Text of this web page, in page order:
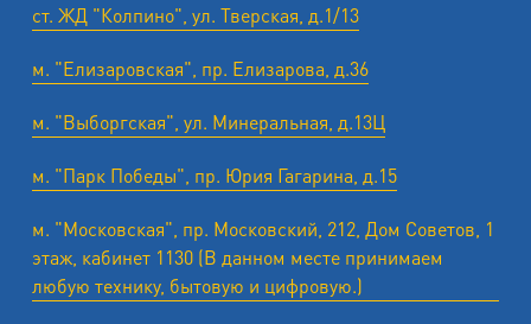
ст. ЖД "Колпино", ул. Тверская, д.1/13
м. "Елизаровская", пр. Елизарова, д.36
м. "Выборгская", ул. Минеральная, д.13Ц
м. "Парк Победы", пр. Юрия Гагарина, д.15
м. "Московская", пр. Московский, 212, Дом Советов, 1
этаж, кабинет 1130 (В данном месте принимаем
любую технику, бытовую и цифровую.)